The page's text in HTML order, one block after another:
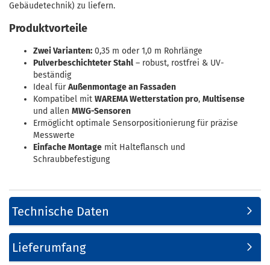
Gebäudetechnik) zu liefern.
Produktvorteile
Zwei Varianten: 0,35 m oder 1,0 m Rohrlänge
Pulverbeschichteter Stahl – robust, rostfrei & UV-
beständig
Ideal fürAußenmontage an Fassaden
Kompatibel mit WAREMA Wetterstation pro, Multisense
und allen MWG-Sensoren
Ermöglicht optimale Sensorpositionierung für präzise
Messwerte
Einfache Montage mit Halteflansch und
Schraubbefestigung
Technische Daten
Lieferumfang